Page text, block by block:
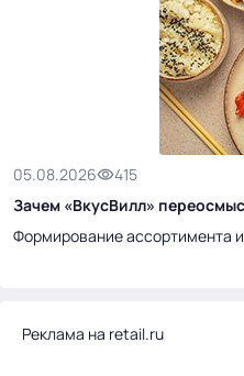
05.08.2026
415
Зачем «ВкусВилл»
Формирование ассортимента
Реклама на retail.ru